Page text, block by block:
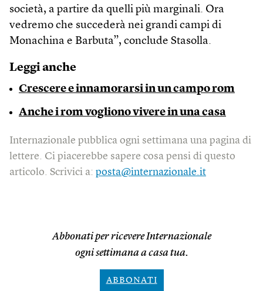
società, a partire da quelli più marginali. Ora
vedremo che succederà nei grandi campi di
Monachina e Barbuta”, conclude Stasolla.
Leggi anche
Crescere e innamorarsi in un campo rom
Anche i rom vogliono vivere in una casa
Internazionale pubblica ogni settimana una pagina di
lettere. Ci piacerebbe sapere cosa pensi di questo
articolo. Scrivici a: posta@internazionale.it
Abbonati per ricevere Internazionale
ogni settimana a casa tua.
ABBONATI